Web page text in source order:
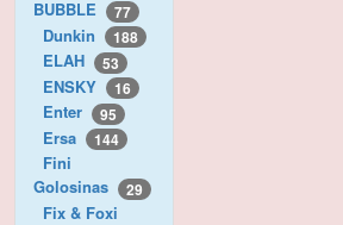
BUBBLE
77
Dunkin 188
ELAH 53
ENSKY 16
Enter 95
Ersa 144
Fini
Golosinas
29
Fix & Foxi